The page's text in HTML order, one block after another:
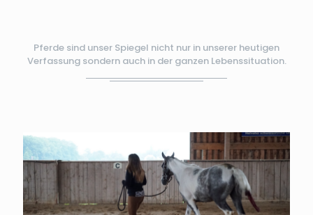
Pferde sind unser Spiegel nicht nur in unserer heutigen
Verfassung sondern auch in der ganzen Lebenssituation.